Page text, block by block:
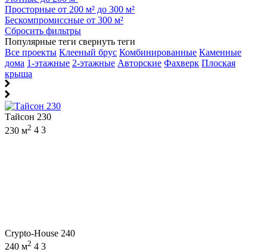
Просторные от 200 м² до 300 м²
Бескомпромиссные от 300 м²
Сбросить фильтры
Популярные теги свернуть теги
Все проекты Клееный брус Комбинированные Каменные
дома 1-этажные 2-этажные Авторские Фахверк Плоская
крыша
Тайсон 230
230 м2 4 3
Crypto-House 240
240 м2 4 3